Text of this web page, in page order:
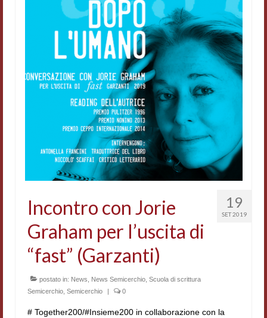
Indice 1986-2008
Sezioni bibliografiche
Saggi e testi online
Poesia inglese postcoloniale
Comitato scientifico
Norme etiche e redazionali
Dépliant e cedola acquisti
Contatti e indirizzi
Progetti
Biblioteca
News
Tutte le news
19
SET 2019
Incontro con Jorie
Graham per l’uscita di
“fast” (Garzanti)
postato in: News News Semicerchio Scuola di scrittura
Semicerchio Semicerchio | 0
# Together200/#Insieme200 in collaborazione con la